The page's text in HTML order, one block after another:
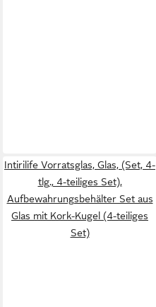
Intirilife Vorratsglas, Glas, (Set, 4-
tlg., 4-teiliges Set),
Aufbewahrungsbehälter Set aus
Glas mit Kork-Kugel (4-teiliges
Set)